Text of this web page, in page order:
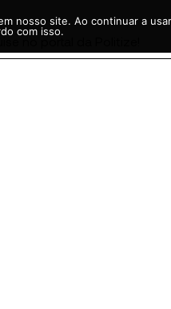
nosso site. Ao continuar a
com isso.